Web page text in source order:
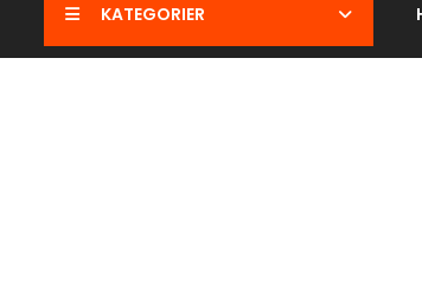
KATEGORIER